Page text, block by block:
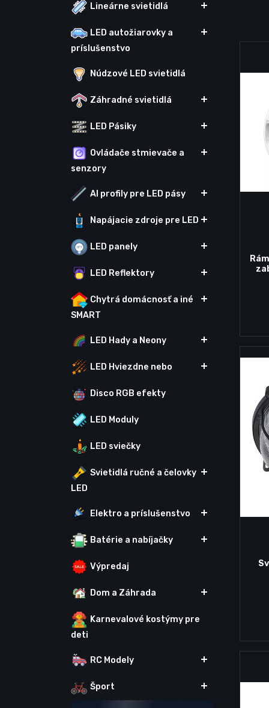
Lineárne svietidlá
LED autožiarovky a
príslušenstvo
Núdzové LED svietidlá
Záhradné svietidlá
LED Pásiky
Ovládače stmievače a
senzory
Al profily pre LED pásy
Napájacie zdroje pre LED
LED panely
LED Reflektory
Chytrá domácnosť a iné
SMART
LED Hady a Neony
LED Hviezdne nebo
Disco RGB efekty
LED Moduly
LED sviečky
Svietidlá ručné a čelovky
LED
Elektro a príslušenstvo
Batérie a nabíjačky
Výpredaj
Dom a Záhrada
Karnevalové kostýmy pre
deti
RC Modely
Šport